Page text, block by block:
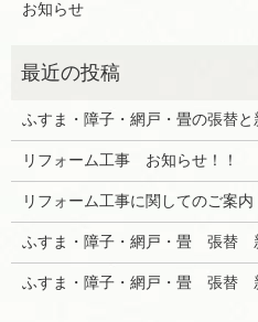
お知らせ
ふすま・障子・網戸・畳の張替と
リフォーム工事 お知らせ！！
リフォーム工事に関してのご案内
ふすま・障子・網戸・畳 張替
ふすま・障子・網戸・畳 張替